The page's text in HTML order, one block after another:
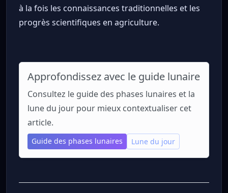
à la fois les connaissances traditionnelles et les
progrès scientifiques en agriculture.
Approfondissez avec le guide lunaire
Consultez le guide des phases lunaires et la
lune du jour pour mieux contextualiser cet
article.
Guide des phases lunaires Lune du jour